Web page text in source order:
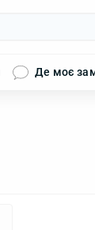
Де моє